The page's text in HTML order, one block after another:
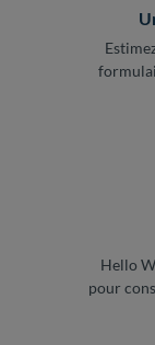
Hello
pour